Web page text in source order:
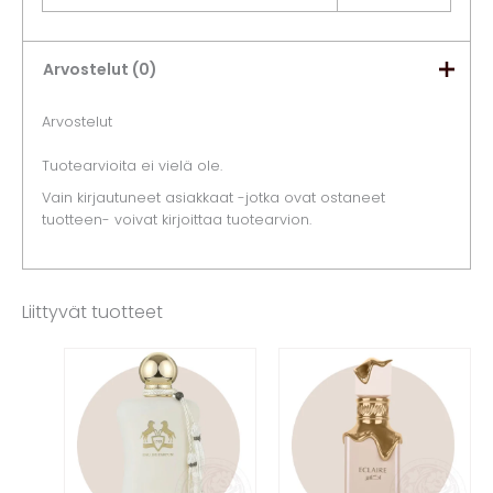
Arvostelut (0)
Arvostelut
Tuotearvioita ei vielä ole.
Vain kirjautuneet asiakkaat -jotka ovat ostaneet
tuotteen- voivat kirjoittaa tuotearvion.
Liittyvät tuotteet